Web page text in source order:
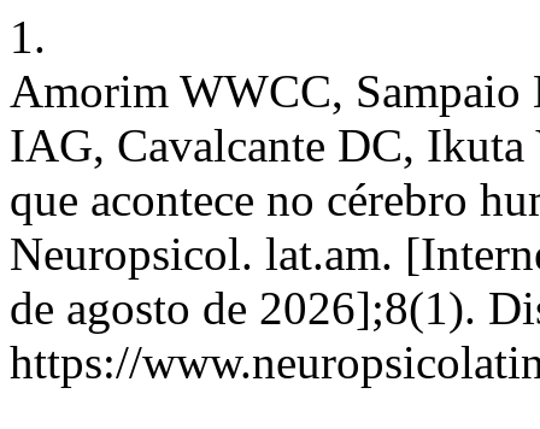
1.
Amorim WWCC, Sampaio
IAG, Cavalcante DC,
que acontece no cérebro
Neuropsicol. lat.am.
de agosto de 2026];8(1).
https://